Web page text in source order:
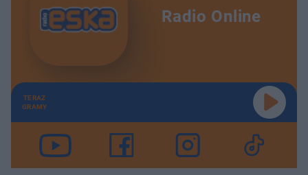
Radio Online
TERAZ
GRAMY